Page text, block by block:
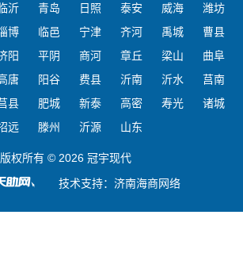
沂 青岛 日照 泰安 威海
潍坊
博 临邑 宁津 齐河 禹城
曹县
阳 平阴 商河 章丘 梁山
曲阜
唐 阳谷 费县 沂南 沂水
莒南
县 肥城 新泰 高密 寿光
诸城
远
滕州 沂源 山东
版权所有 © 2026 冠宇现代
技术支持： 济南海商网络